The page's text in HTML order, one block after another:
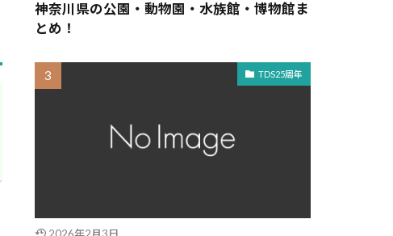
神奈川県の公園・動物園・水族館・博物館ま
とめ！
TDS25周年
2026年2月3日